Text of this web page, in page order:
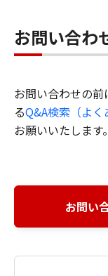
お問い合わ
お問い合わせの前
るQ&A検索（よく
お願いいたします。
お問い